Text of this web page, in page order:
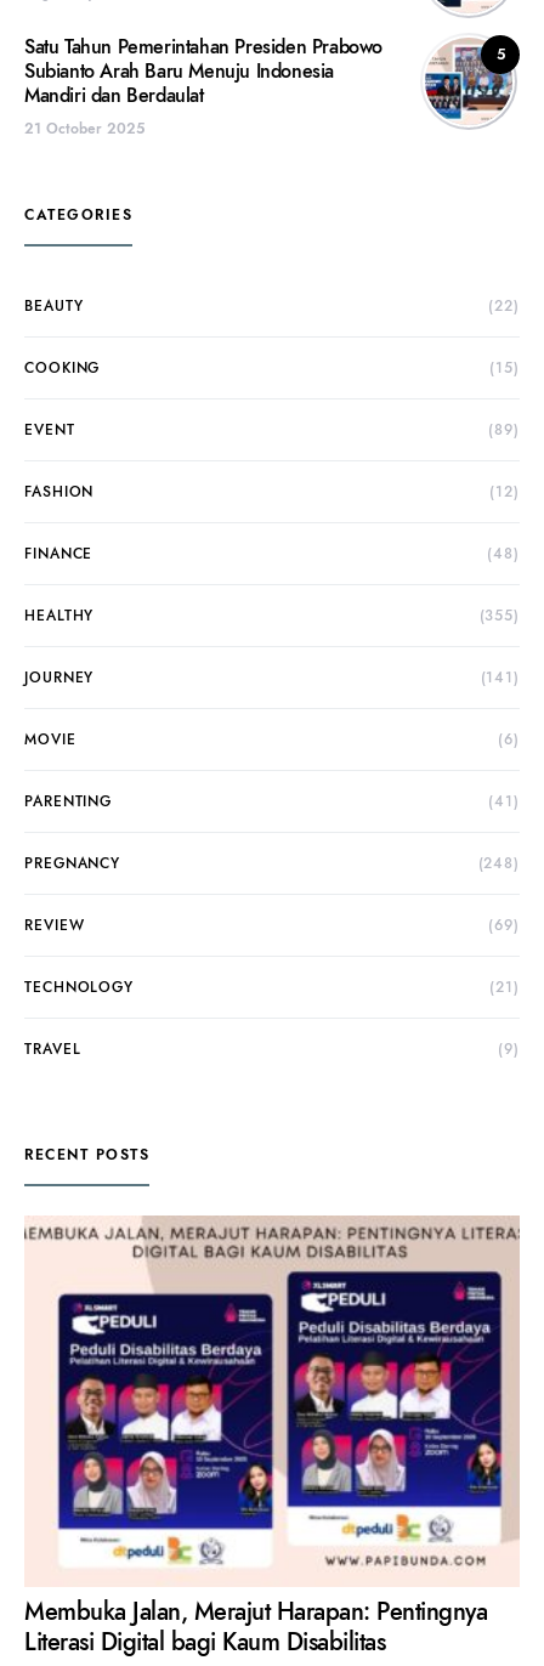
5
Satu Tahun Pemerintahan Presiden Prabowo
Subianto Arah Baru Menuju Indonesia
Mandiri dan Berdaulat
21 October 2025
CATEGORIES
BEAUTY (22)
COOKING (15)
EVENT (89)
FASHION (12)
FINANCE (48)
HEALTHY (355)
JOURNEY (141)
MOVIE (6)
PARENTING (41)
PREGNANCY (248)
REVIEW (69)
TECHNOLOGY (21)
TRAVEL (9)
RECENT POSTS
Membuka Jalan, Merajut Harapan: Pentingnya
Literasi Digital bagi Kaum Disabilitas